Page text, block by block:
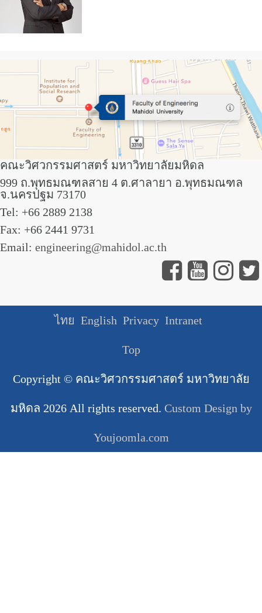
คณะวิศวกรรมศาสตร์ มหาวิทยาลัยมหิดล
999 ถ.พุทธมณฑลสาย 4 ต.ศาลายา อ.พุทธมณฑล
จ.นครปฐม 73170
Tel: +66 2889 2138
Fax: +66 2441 9731
Email: engineering@mahidol.ac.th
ไทย English Privacy Intranet
Top
Copyright © คณะวิศวกรรมศาสตร์ มหาวิทยาลัย
มหิดล 2026 All rights reserved. Custom Design by
Youjoomla.com